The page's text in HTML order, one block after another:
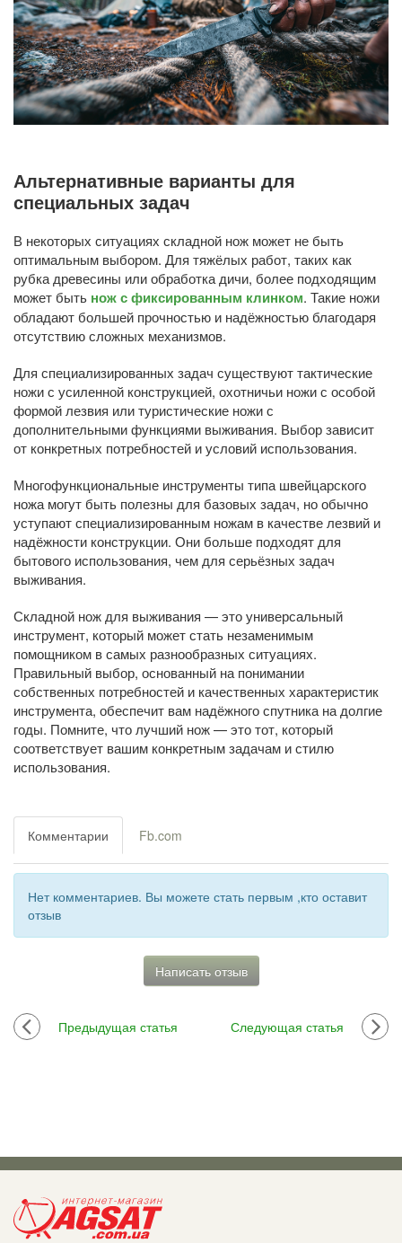
Альтернативные варианты для
специальных задач
В некоторых ситуациях складной нож может не быть
оптимальным выбором. Для тяжёлых работ, таких как
рубка древесины или обработка дичи, более подходящим
может быть нож с фиксированным клинком. Такие ножи
обладают большей прочностью и надёжностью благодаря
отсутствию сложных механизмов.
Для специализированных задач существуют тактические
ножи с усиленной конструкцией, охотничьи ножи с особой
формой лезвия или туристические ножи с
дополнительными функциями выживания. Выбор зависит
от конкретных потребностей и условий использования.
Многофункциональные инструменты типа швейцарского
ножа могут быть полезны для базовых задач, но обычно
уступают специализированным ножам в качестве лезвий и
надёжности конструкции. Они больше подходят для
бытового использования, чем для серьёзных задач
выживания.
Складной нож для выживания — это универсальный
инструмент, который может стать незаменимым
помощником в самых разнообразных ситуациях.
Правильный выбор, основанный на понимании
собственных потребностей и качественных характеристик
инструмента, обеспечит вам надёжного спутника на долгие
годы. Помните, что лучший нож — это тот, который
соответствует вашим конкретным задачам и стилю
использования.
Комментарии Fb.com
Нет комментариев. Вы можете стать первым ,кто оставит
отзыв
Написать отзыв
Предыдущая статья Следующая статья